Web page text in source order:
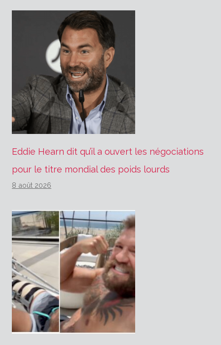
Eddie Hearn dit qu’il a ouvert les négociations
pour le titre mondial des poids lourds
8 août 2026